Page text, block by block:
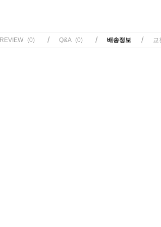
REVIEW (0) / Q&A (0) / 배송정보 / 교